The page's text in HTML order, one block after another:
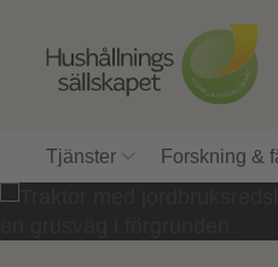
Tjänster Forskning &